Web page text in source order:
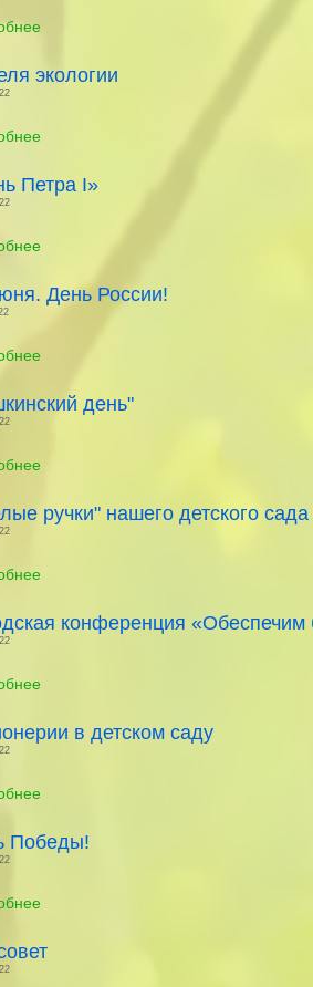
экологии
Петра I»
День России!
день"
ручки" нашего детского сада
конференция «Обеспечим
в детском саду
Победы!